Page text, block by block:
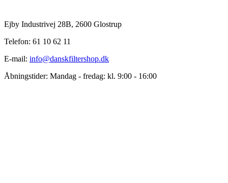
Ejby Industrivej 28B, 2600 Glostrup
Telefon: 61 10 62 11
E-mail: info@danskfiltershop.dk
Åbningstider: Mandag - fredag: kl. 9:00 - 16:00